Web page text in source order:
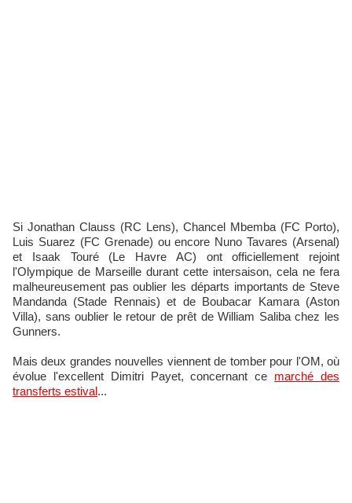
Si Jonathan Clauss (RC Lens), Chancel Mbemba (FC Porto),
Luis Suarez (FC Grenade) ou encore Nuno Tavares (Arsenal)
et Isaak Touré (Le Havre AC) ont officiellement rejoint
l'Olympique de Marseille durant cette intersaison, cela ne fera
malheureusement pas oublier les départs importants de Steve
Mandanda (Stade Rennais) et de Boubacar Kamara (Aston
Villa), sans oublier le retour de prêt de William Saliba chez les
Gunners.
Mais deux grandes nouvelles viennent de tomber pour l'OM, où
évolue l'excellent Dimitri Payet, concernant ce marché des
transferts estival...